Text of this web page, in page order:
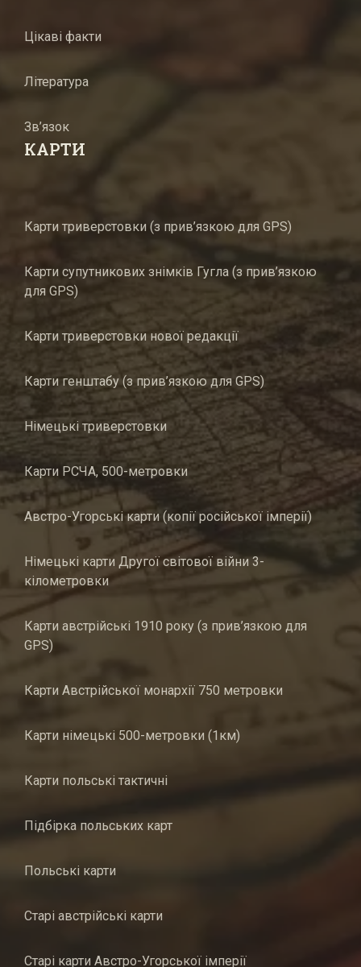
Цікаві факти
Література
Зв’язок
КАРТИ
Карти триверстовки (з прив’язкою для GPS)
Карти супутникових знімків Гугла (з прив’язкою
для GPS)
Карти триверстовки нової редакції
Карти генштабу (з прив’язкою для GPS)
Німецькі триверстовки
Карти РСЧА, 500-метровки
Австро-Угорські карти (копії російської імперії)
Німецькі карти Другої світової війни 3-
кілометровки
Карти австрійські 1910 року (з прив’язкою для
GPS)
Карти Австрійської монархії 750 метровки
Карти німецькі 500-метровки (1км)
Карти польські тактичні
Підбірка польських карт
Польські карти
Старі австрійські карти
Старі карти Австро-Угорської імперії